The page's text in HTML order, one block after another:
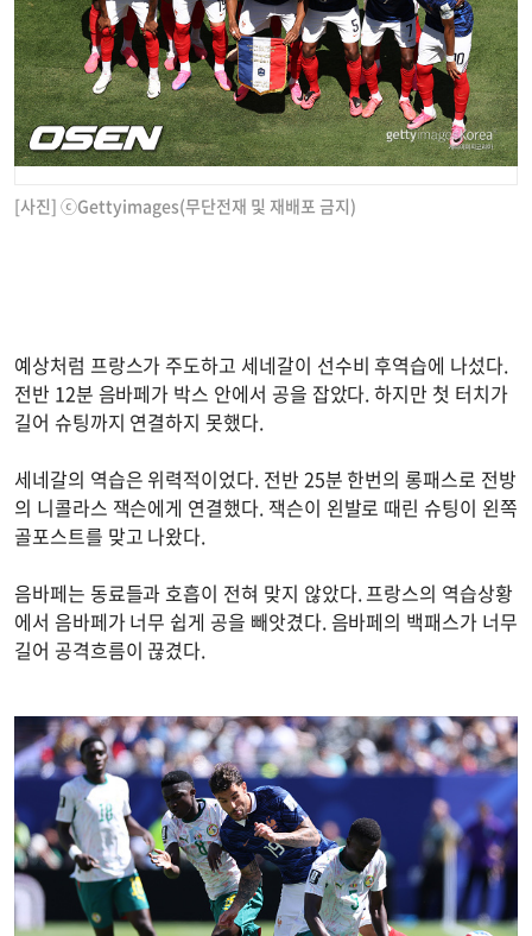
[사진] ⓒGettyimages(무단전재 및 재배포 금지)
예상처럼 프랑스가 주도하고 세네갈이 선수비 후역습에 나섰다.
전반 12분 음바페가 박스 안에서 공을 잡았다. 하지만 첫 터치가
길어 슈팅까지 연결하지 못했다.
세네갈의 역습은 위력적이었다. 전반 25분 한번의 롱패스로 전방
의 니콜라스 잭슨에게 연결했다. 잭슨이 왼발로 때린 슈팅이 왼쪽
골포스트를 맞고 나왔다.
음바페는 동료들과 호흡이 전혀 맞지 않았다. 프랑스의 역습상황
에서 음바페가 너무 쉽게 공을 빼앗겼다. 음바페의 백패스가 너무
길어 공격흐름이 끊겼다.